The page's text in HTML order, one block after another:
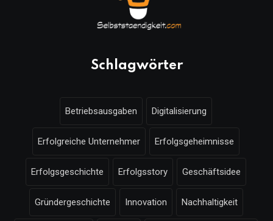
Schlagwörter
Betriebsausgaben Digitalisierung
Erfolgreiche Unternehmer Erfolgsgeheimnisse
Erfolgsgeschichte Erfolgsstory Geschäftsidee
Gründergeschichte Innovation Nachhaltigkeit